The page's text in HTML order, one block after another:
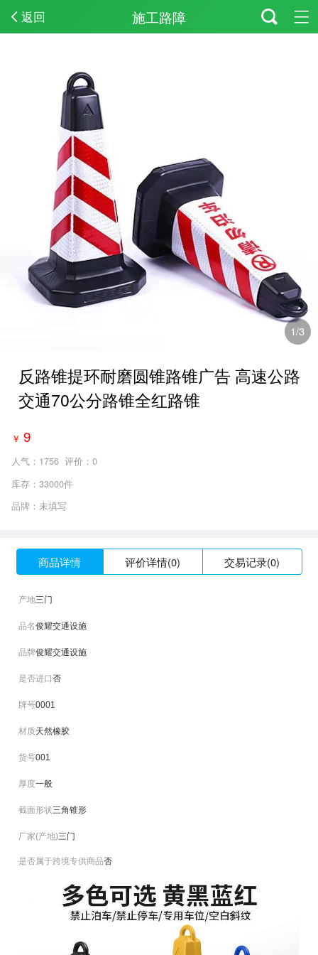
返回 施工路障
1/3
反路锥提环耐磨圆锥路锥广告 高速公路
交通70公分路锥全红路锥
￥ 9
人气： 1756评价：0
库存：33000件
品牌：未填写
商品详情 评价详情(0) 交易记录(0)
产地三门
品名俊耀交通设施
品牌俊耀交通设施
是否进口否
牌号0001
材质天然橡胶
货号001
厚度一般
截面形状三角锥形
厂家(产地)三门
是否属于跨境专供商品否